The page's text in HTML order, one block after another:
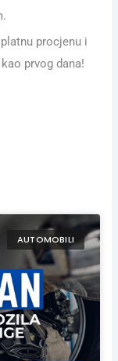
procjenu i
prvog dana!
AUTOMOBILI